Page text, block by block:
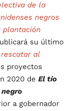
de la
negros
plantación
su último
al
proyectos
2020 de El tío
a gobernador